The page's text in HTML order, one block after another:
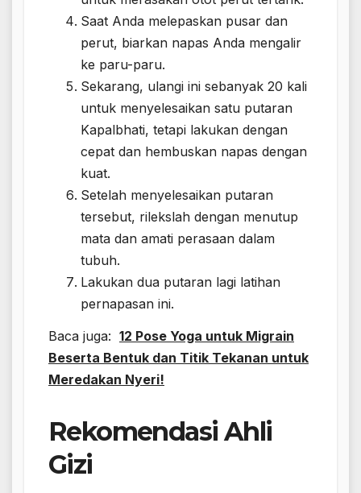
Saat Anda melepaskan pusar dan
perut, biarkan napas Anda mengalir
ke paru-paru.
Sekarang, ulangi ini sebanyak 20 kali
untuk menyelesaikan satu putaran
Kapalbhati, tetapi lakukan dengan
cepat dan hembuskan napas dengan
kuat.
Setelah menyelesaikan putaran
tersebut, rilekslah dengan menutup
mata dan amati perasaan dalam
tubuh.
Lakukan dua putaran lagi latihan
pernapasan ini.
Baca juga: 12 Pose Yoga untuk Migrain
Beserta Bentuk dan Titik Tekanan untuk
Meredakan Nyeri!
Rekomendasi Ahli
Gizi